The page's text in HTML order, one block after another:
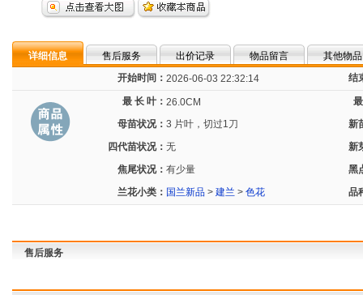
详细信息 售后服务 出价记录 物品留言
其他物品
开始时间： 2026-06-03 22:32:14 结
最 长 叶： 26.0CM
母苗状况： 3 片叶，切过1刀
新
四代苗状况： 无
新
焦尾状况： 有少量
黑
兰花小类： 国兰新品 > 建兰 > 色花 品
售后服务